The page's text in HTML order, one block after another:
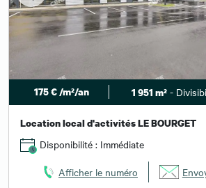
175 € /m²/an 1 951 m² -
Location local d'activités LE BOURGET
Disponibilité : Immédiate
Afficher le numéro